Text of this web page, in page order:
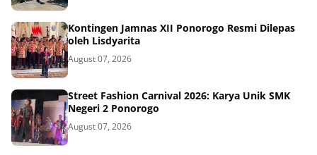
Kontingen Jamnas XII Ponorogo Resmi Dilepas
oleh Lisdyarita
August 07, 2026
Street Fashion Carnival 2026: Karya Unik SMK
Negeri 2 Ponorogo
August 07, 2026